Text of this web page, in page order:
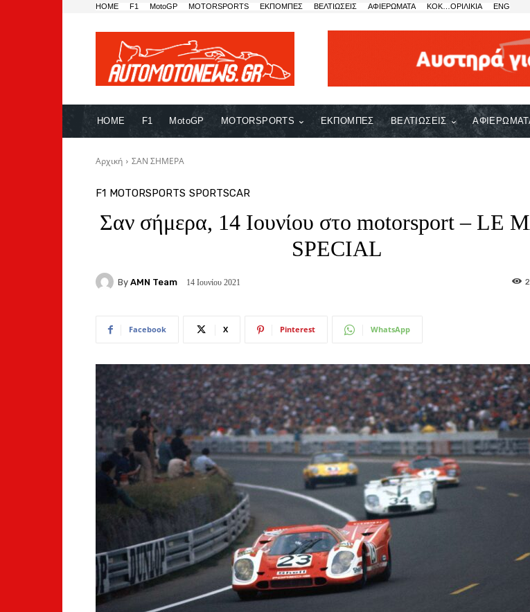
HOME F1 MotoGP MOTORSPORTS ΕΚΠΟΜΠΕΣ ΒΕΛΤΙΩΣΕΙΣ ΑΦΙΕΡΩΜΑΤΑ ΚΟΚ…ΟΡΙΛΙΚΙΑ ENG
HOME F1 MotoGP MOTORSPORTS ΕΚΠΟΜΠΕΣ ΒΕΛΤΙΩΣΕΙΣ
Αρχική ΣΑΝ ΣΗΜΕΡΑ
F1 MOTORSPORTS SPORTSCAR
Σαν σήμερα, 14 Ιουνίου στο motorsport – LE
SPECIAL
By AMN Team 14 Ιουνίου 2021
Facebook X Pinterest WhatsApp